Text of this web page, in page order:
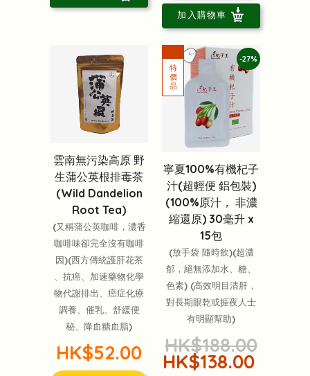
加入購物車
雲南無污染高原 野
生蒲公英根排毒茶
(Wild Dandelion
Root Tea)
(又稱蒲公英咖啡，濃香
咖啡味卻完全沒有咖啡
因)(西方傳統護肝花茶
、抗癌、加速藥物化學
物代謝排出、癌症化療
調養、催乳、舒緩便
秘、降血糖血脂)
HK$52.00
-27%
寧夏100%有機杞子
汁(超輕便 鋁包裝)
(100%原汁， 非濃
縮還原) 30毫升 x
15包
(放手袋 隨時飲)(超濃
郁，絕無添加水、糖、
色素) (高效明目清肝，
對長期眼乾或捱夜人士
有明顯幫助)
HK$188.00
HK$138.00